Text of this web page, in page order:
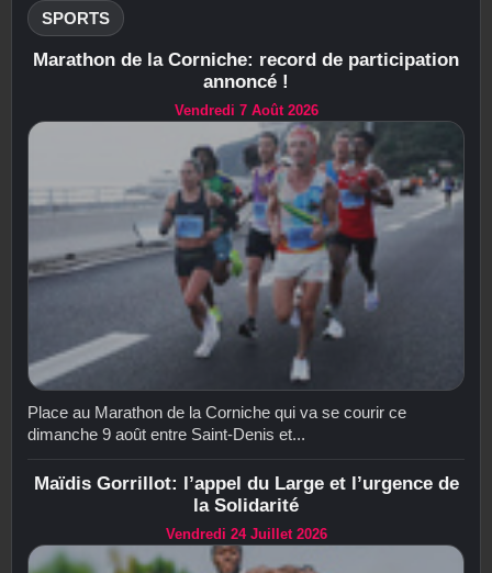
SPORTS
Marathon de la Corniche: record de participation
annoncé !
Vendredi 7 Août 2026
Place au Marathon de la Corniche qui va se courir ce
dimanche 9 août entre Saint-Denis et...
Maïdis Gorrillot: l’appel du Large et l’urgence de
la Solidarité
Vendredi 24 Juillet 2026